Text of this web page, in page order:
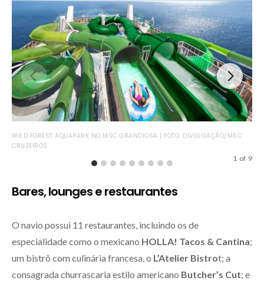
WILD FOREST AQUAPARK NO MSC GRANDIOSA | FOTO: DIVULGAÇÃO/MSC
CRUZEIROS
1 of 9
Bares, lounges e restaurantes
O navio possui 11 restaurantes, incluindo os de
especialidade como o mexicano HOLLA! Tacos & Cantina;
um bistrô com culinária francesa, o L’Atelier Bistrot; a
consagrada churrascaria estilo americano Butcher’s Cut; e